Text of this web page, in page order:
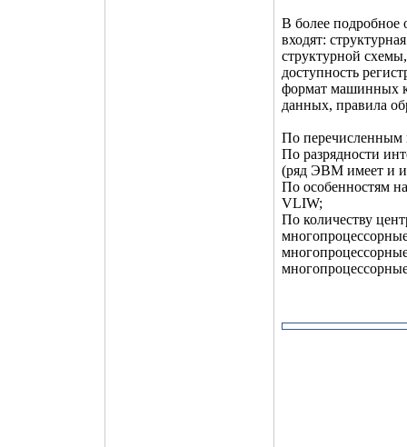
В более подробное
входят:
структурной
доступность
формат машинных
данных, правила
По перечисленным
По разрядности
(ряд ЭВМ имеет и
По особенностям
VLIW;
По количеству